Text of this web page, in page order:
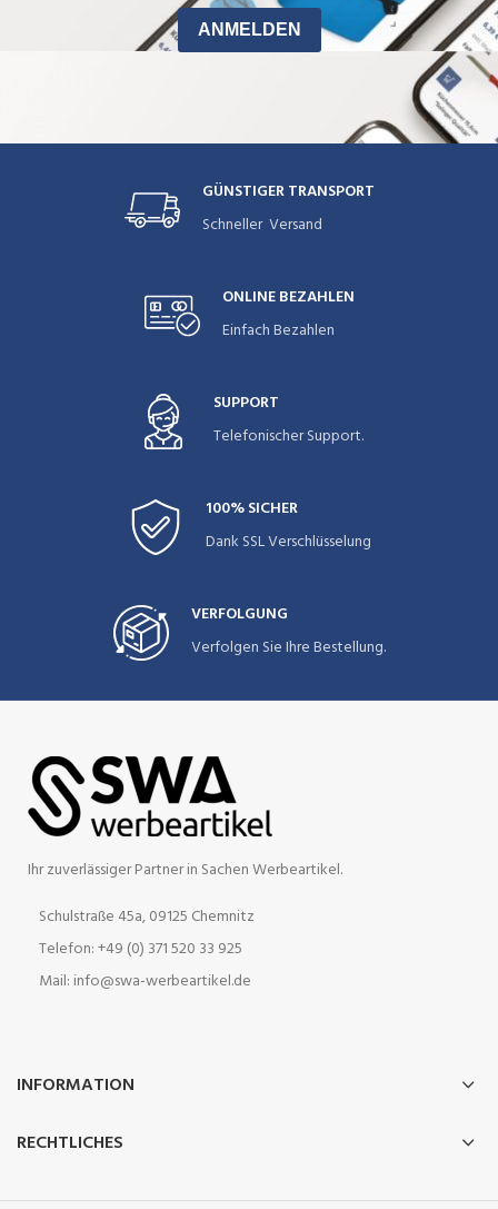
ANMELDEN
GÜNSTIGER TRANSPORT
Schneller Versand
ONLINE BEZAHLEN
Einfach Bezahlen
SUPPORT
Telefonischer Support.
100% SICHER
Dank SSL Verschlüsselung
VERFOLGUNG
Verfolgen Sie Ihre Bestellung.
Ihr zuverlässiger Partner in Sachen Werbeartikel.
Schulstraße 45a, 09125 Chemnitz
Telefon: +49 (0) 371 520 33 925
Mail: info@swa-werbeartikel.de
INFORMATION
RECHTLICHES